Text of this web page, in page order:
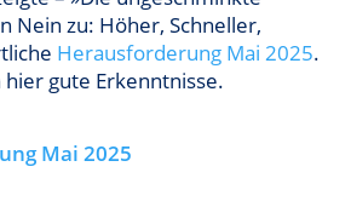
Nein zu: Höher, Schneller,
Herausforderung Mai 2025.
hier gute Erkenntnisse.
Mai 2025